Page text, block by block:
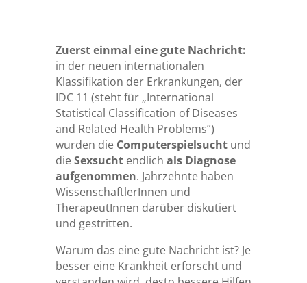
Zuerst einmal eine gute Nachricht:
in der neuen internationalen
Klassifikation der Erkrankungen, der
IDC 11 (steht für „International
Statistical Classification of Diseases
and Related Health Problems”)
wurden die Computerspielsuchtund
dieSexsuchtendlich als Diagnose
aufgenommen. Jahrzehnte haben
WissenschaftlerInnen und
TherapeutInnen darüber diskutiert
und gestritten.
Warum das eine gute Nachricht ist? Je
besser eine Krankheit erforscht und